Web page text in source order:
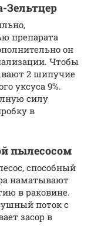
препарата
он
Чтобы
2 шипучие
уксуса 9%.
силу
в
пылесосом
способный
наматывают
в раковине.
поток с
засор в